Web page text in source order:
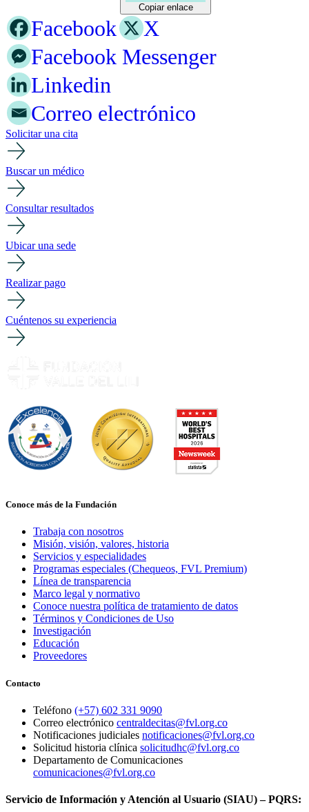
Copiar enlace
Facebook
X
Facebook Messenger
Linkedin
Correo electrónico
Solicitar una cita
Buscar un médico
Consultar resultados
Ubicar una sede
Realizar pago
Cuéntenos su experiencia
Conoce más de la Fundación
Trabaja con nosotros
Misión, visión, valores, historia
Servicios y especialidades
Programas especiales (Chequeos, FVL Premium)
Línea de transparencia
Marco legal y normativo
Conoce nuestra política de tratamiento de datos
Términos y Condiciones de Uso
Investigación
Educación
Proveedores
Contacto
Teléfono (+57) 602 331 9090
Correo electrónico centraldecitas@fvl.org.co
Notificaciones judiciales notificaciones@fvl.org.co
Solicitud historia clínica solicitudhc@fvl.org.co
Departamento de Comunicaciones
comunicaciones@fvl.org.co
Servicio de Información y Atención al Usuario (SIAU) – PQRS: